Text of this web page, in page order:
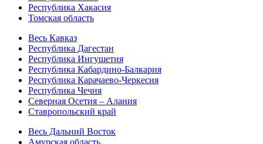
Республика Хакасия
Томская область
Весь Кавказ
Республика Дагестан
Республика Ингушетия
Республика Кабардино-Балкария
Республика Карачаево-Черкесия
Республика Чечня
Северная Осетия – Алания
Ставропольский край
Весь Дальний Восток
Амурская область